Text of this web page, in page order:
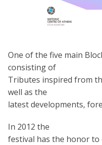
One of the five main
consisting of
Tributes inspired from
well as the
latest developments,
In 2012 the
festival has the honor to